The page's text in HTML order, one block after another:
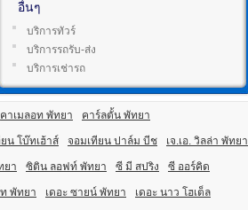
อื่นๆ
บริการทัวร์
บริการรถรับ-ส่ง
บริการเช่ารถ
คาเมลอท พัทยา คาร์ลตั้น พัทยา
น โบ๊ทเฮ้าส์ จอมเทียน ปาล์ม บีช เจ.เอ. วิลล่า พัทยา
ยา ซิติน ลอฟท์ พัทยา ซี มี สปริง ซี ออร์คิด
พัทยา เดอะ ซายน์ พัทยา เดอะ นาว โฮเต็ล